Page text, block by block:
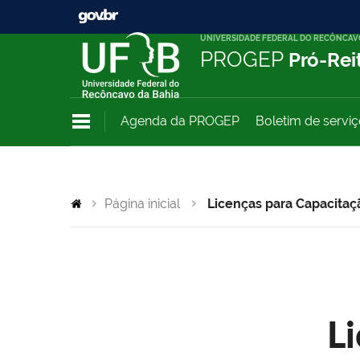
UNIVERSIDADE FEDERAL DO
PROGEP Pró-
Agenda da PROGEP Boletim de
Página inicial Licenças para